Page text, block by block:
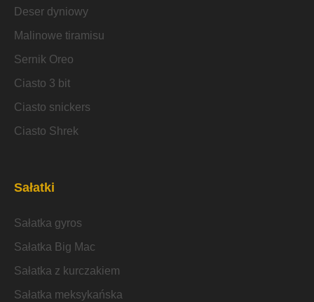
Deser dyniowy
Malinowe tiramisu
Sernik Oreo
Ciasto 3 bit
Ciasto snickers
Ciasto Shrek
Sałatki
Sałatka gyros
Sałatka Big Mac
Sałatka z kurczakiem
Sałatka meksykańska